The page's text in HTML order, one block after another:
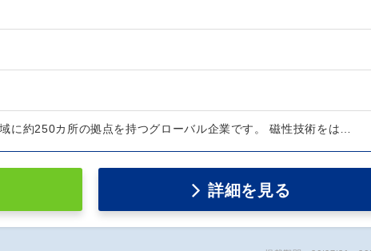
に約250カ所の拠点を持つグローバル企業です。 磁性技術をは…
詳細を見る